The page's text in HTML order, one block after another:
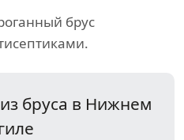
брус
бруса в Нижнем